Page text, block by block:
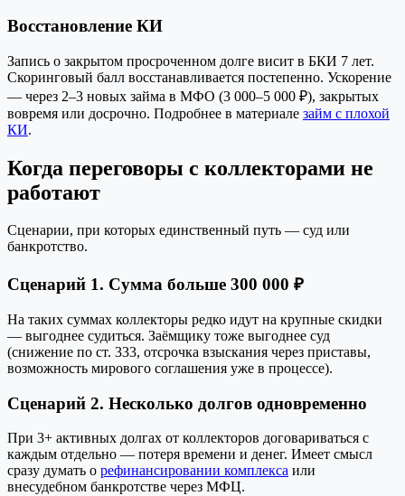
Восстановление КИ
Запись о закрытом просроченном долге висит в БКИ 7 лет.
Скоринговый балл восстанавливается постепенно. Ускорение
— через 2–3 новых займа в МФО (3 000–5 000 ₽), закрытых
вовремя или досрочно. Подробнее в материале займ с плохой
КИ.
Когда переговоры с коллекторами не
работают
Сценарии, при которых единственный путь — суд или
банкротство.
Сценарий 1. Сумма больше 300 000 ₽
На таких суммах коллекторы редко идут на крупные скидки
— выгоднее судиться. Заёмщику тоже выгоднее суд
(снижение по ст. 333, отсрочка взыскания через приставы,
возможность мирового соглашения уже в процессе).
Сценарий 2. Несколько долгов одновременно
При 3+ активных долгах от коллекторов договариваться с
каждым отдельно — потеря времени и денег. Имеет смысл
сразу думать о рефинансировании комплекса или
внесудебном банкротстве через МФЦ.